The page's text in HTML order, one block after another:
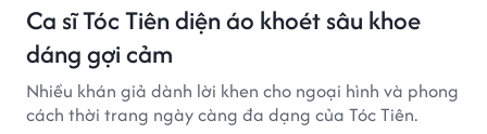
Ca sĩ Tóc Tiên diện áo khoét sâu khoe
dáng gợi cảm
Nhiều khán giả dành lời khen cho ngoại hình và phong
cách thời trang ngày càng đa dạng của Tóc Tiên.